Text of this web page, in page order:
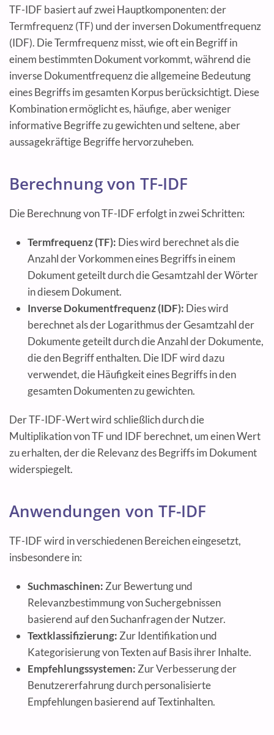
TF-IDF basiert auf zwei Hauptkomponenten: der
Termfrequenz (TF) und der inversen Dokumentfrequenz
(IDF). Die Termfrequenz misst, wie oft ein Begriff in
einem bestimmten Dokument vorkommt, während die
inverse Dokumentfrequenz die allgemeine Bedeutung
eines Begriffs im gesamten Korpus berücksichtigt. Diese
Kombination ermöglicht es, häufige, aber weniger
informative Begriffe zu gewichten und seltene, aber
aussagekräftige Begriffe hervorzuheben.
Berechnung von TF-IDF
Die Berechnung von TF-IDF erfolgt in zwei Schritten:
Termfrequenz (TF): Dies wird berechnet als die
Anzahl der Vorkommen eines Begriffs in einem
Dokument geteilt durch die Gesamtzahl der Wörter
in diesem Dokument.
Inverse Dokumentfrequenz (IDF): Dies wird
berechnet als der Logarithmus der Gesamtzahl der
Dokumente geteilt durch die Anzahl der Dokumente,
die den Begriff enthalten. Die IDF wird dazu
verwendet, die Häufigkeit eines Begriffs in den
gesamten Dokumenten zu gewichten.
Der TF-IDF-Wert wird schließlich durch die
Multiplikation von TF und IDF berechnet, um einen Wert
zu erhalten, der die Relevanz des Begriffs im Dokument
widerspiegelt.
Anwendungen von TF-IDF
TF-IDF wird in verschiedenen Bereichen eingesetzt,
insbesondere in:
Suchmaschinen: Zur Bewertung und
Relevanzbestimmung von Suchergebnissen
basierend auf den Suchanfragen der Nutzer.
Textklassifizierung: Zur Identifikation und
Kategorisierung von Texten auf Basis ihrer Inhalte.
Empfehlungssystemen: Zur Verbesserung der
Benutzererfahrung durch personalisierte
Empfehlungen basierend auf Textinhalten.